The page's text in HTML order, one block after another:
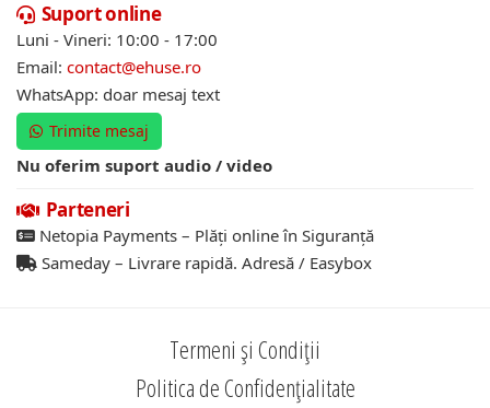
Suport online
Luni - Vineri: 10:00 - 17:00
Email: contact@ehuse.ro
WhatsApp: doar mesaj text
Trimite mesaj
Nu oferim suport audio / video
Parteneri
Netopia Payments – Plăți online în Siguranță
Sameday – Livrare rapidă. Adresă / Easybox
Termeni și Condiții
Politica de Confidențialitate